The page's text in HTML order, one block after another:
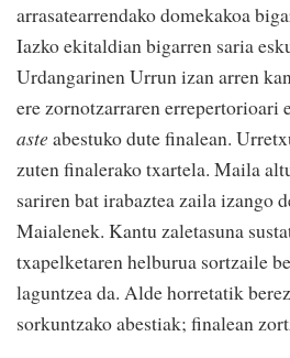
arrasatearrendako domekakoa
Iazko ekitaldian bigarren saria
Urdangarinen Urrun izan arren
ere zornotzarraren errepertorioari
asteabestuko dute finalean.
zuten finalerako txartela. Maila
sariren bat irabaztea zaila izango
Maialenek. Kantu zaletasuna
txapelketaren helburua sortzaile
laguntzea da. Alde horretatik
sorkuntzako abestiak; finalean